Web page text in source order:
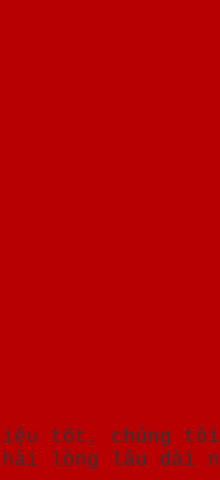
tốt, chúng
hài lòng lâu dài